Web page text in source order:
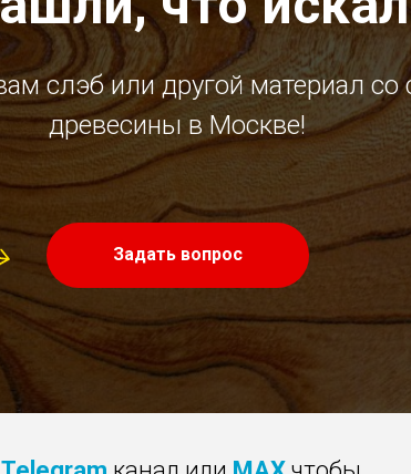
слэб или другой материал со
древесины в Москве!
Задать вопрос